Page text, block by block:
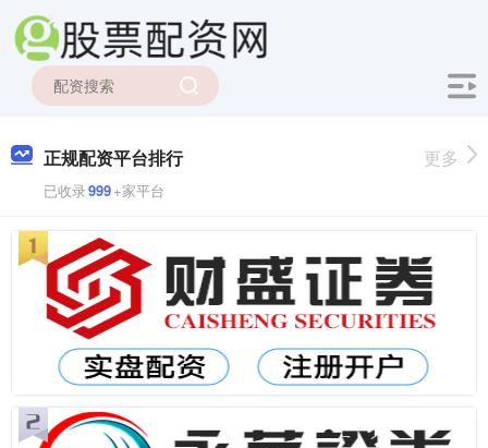
正规配资平台排行
已收录999+家平台
更多